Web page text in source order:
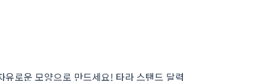
유로운 모양으로 만드세요! 타라 스탠드 달력